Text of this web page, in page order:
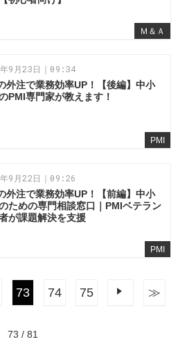
Ｍ＆Ａ
PMI
9月23日｜09:34
外注で業務効率UP！【後編】中小
PMI専門家が教えます！
PMI
9月22日｜09:26
外注で業務効率UP！【前編】中小
ための専門相談窓口｜PMIベテラン
が課題解決を支援
73 74 75 次へ
≫
73 / 81